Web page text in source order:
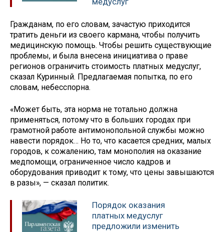
Гражданам, по его словам, зачастую приходится
тратить деньги из своего кармана, чтобы получить
медицинскую помощь. Чтобы решить существующие
проблемы, и была внесена инициатива о праве
регионов ограничить стоимость платных медуслуг,
сказал Куринный. Предлагаемая попытка, по его
словам, небесспорна.
«Может быть, эта норма не тотально должна
применяться, потому что в больших городах при
грамотной работе антимонопольной службы можно
навести порядок… Но то, что касается средних, малых
городов, к сожалению, там монополия на оказание
медпомощи, ограниченное число кадров и
оборудования приводит к тому, что цены завышаются
в разы», — сказал политик.
Порядок оказания
платных медуслуг
предложили изменить